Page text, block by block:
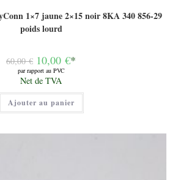
1×7 jaune 2×15 noir 8KA 340 856-29
poids lourd
60,00€ Le
prix
initial
était :
60,00 €.
10,00 €*
par rapport au PVC
Le
prix
actuel
est :
10,00 €.
Net de TVA
Ajouter au panier